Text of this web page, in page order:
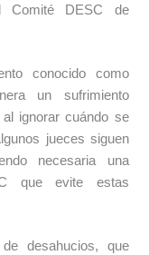
Comité DESC de
conocido como
un sufrimiento
ignorar cuándo se
jueces siguen
necesaria una
que evite estas
desahucios, que